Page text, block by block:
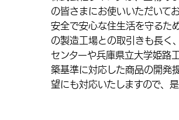
の皆さまにお使いいただいてお
安全で安心な住生活を守るた
の製造工場との取引きも長く
センターや兵庫県立大学姫路
築基準に対応した商品の開発
望にも対応いたしますので、